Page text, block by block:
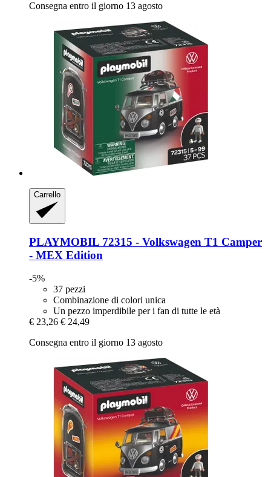
Consegna entro il giorno 13 agosto
Carrello
PLAYMOBIL 72315 -​ Volkswagen T1 Camper
-​ MEX Edition
-5%
37 pezzi
Combinazione di colori unica
Un pezzo imperdibile per i fan di tutte le età
€ 23,26 € 24,49
Consegna entro il giorno 13 agosto